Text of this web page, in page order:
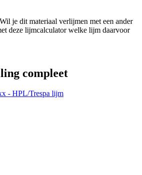
je dit materiaal verlijmen met een ander
deze lijmcalculator welke lijm daarvoor
compleet
- HPL/Trespa lijm